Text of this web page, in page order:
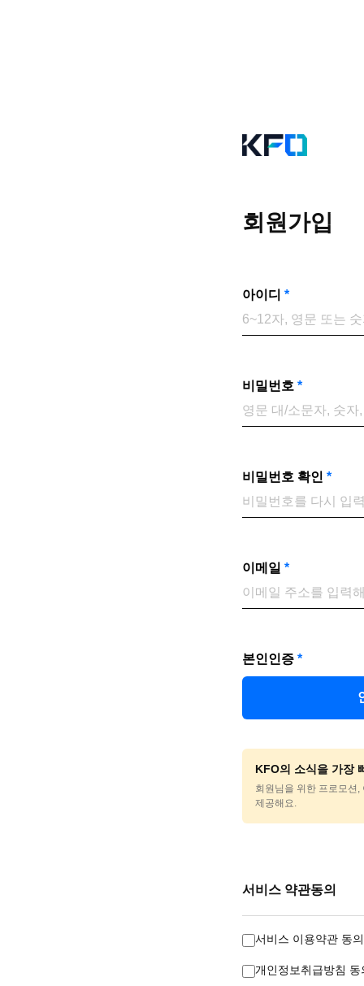
회원가입
아이디 *
비밀번호 *
비밀번호 확인 *
이메일 *
본인인증 *
KFO의 소식을 가장
회원님을 위한 프로모션
제공해요.
서비스 약관동의
서비스 이용약관 동
개인정보취급방침